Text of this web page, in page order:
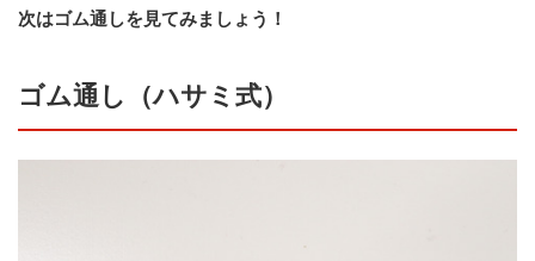
次はゴム通しを見てみましょう！
ゴム通し（ハサミ式）